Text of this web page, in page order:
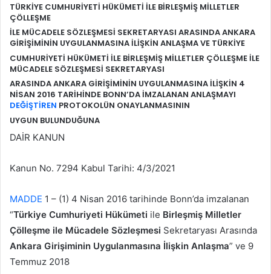
TÜRKİYE CUMHURİYETİ HÜKÜMETİ İLE BİRLEŞMİŞ MİLLETLER
ÇÖLLEŞME
İLE MÜCADELE SÖZLEŞMESİ SEKRETARYASI ARASINDA ANKARA
GİRİŞİMİNİN UYGULANMASINA İLİŞKİN ANLAŞMA VE TÜRKİYE
CUMHURİYETİ HÜKÜMETİ İLE BİRLEŞMİŞ MİLLETLER ÇÖLLEŞME İLE
MÜCADELE SÖZLEŞMESİ SEKRETARYASI
ARASINDA ANKARA GİRİŞİMİNİN UYGULANMASINA İLİŞKİN 4
NİSAN 2016 TARİHİNDE BONN’DA İMZALANAN ANLAŞMAYI
DEĞİŞTİREN PROTOKOLÜN ONAYLANMASININ
UYGUN BULUNDUĞUNA
DAİR KANUN
Kanun No. 7294 Kabul Tarihi: 4/3/2021
MADDE 1 – (1) 4 Nisan 2016 tarihinde Bonn’da imzalanan
“Türkiye Cumhuriyeti Hükümeti ile Birleşmiş Milletler
Çölleşme ile Mücadele Sözleşmesi Sekretaryası Arasında
Ankara Girişiminin Uygulanmasına İlişkin Anlaşma” ve 9
Temmuz 2018